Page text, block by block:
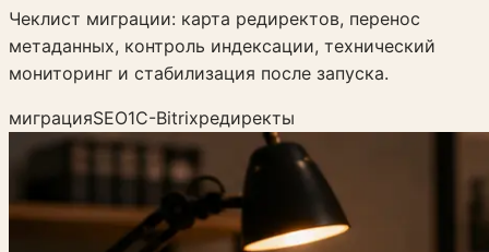
Чеклист миграции: карта редиректов, перенос
метаданных, контроль индексации, технический
мониторинг и стабилизация после запуска.
миграцияSEO1C-Bitrixредиректы